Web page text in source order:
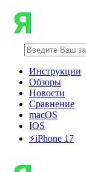
Инструкции
Обзоры
Новости
Сравнение
macOS
IOS
⚡️iPhone 17